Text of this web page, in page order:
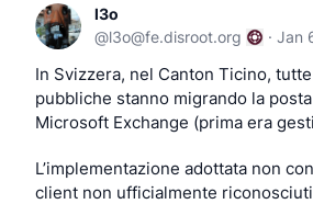
l3o
@l3o@fe.disroot.org · Jan
In Svizzera, nel Canton Ticino,
pubbliche stanno migrando la
Microsoft Exchange (prima era
L’implementazione adottata non
client non ufficialmente